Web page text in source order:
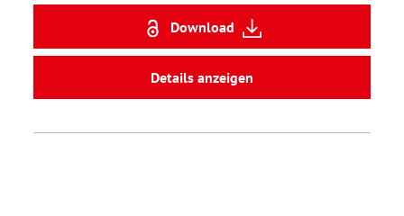
Download
Details anzeigen